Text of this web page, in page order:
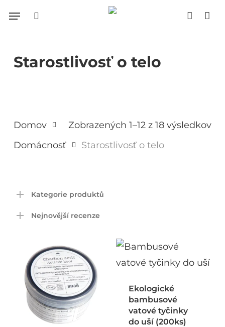
content
Menu
Starostlivosť o telo
Zobrazených 1–12 z 18 výsledkov
Domov
Domácnosť
Starostlivosť o telo
Kategorie produktů
Nejnovější recenze
Ekologické
bambusové
vatové tyčinky
do uší (200ks)